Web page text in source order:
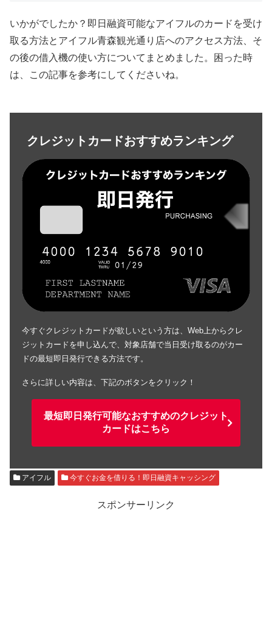
いかがでしたか？即日融資可能なアイフルのカードを受け
取る方法とアイフル青森観光通り店へのアクセス方法、そ
の後の借入機の使い方についてまとめました。困った時
は、この記事を参考にしてくださいね。
クレジットカードおすすめランキング
今すぐクレジットカードが欲しいという方は、Web上からクレ
ジットカードを申し込んで、対象店舗で当日受け取るのがカー
ドの最短即日発行できる方法です。
さらに詳しい内容は、下記のボタンをクリック！
最短即日発行可能なおすすめのクレジット
カードはこちら
アイフル 今すぐお金を借りる！即日融資キャッシング
スポンサーリンク